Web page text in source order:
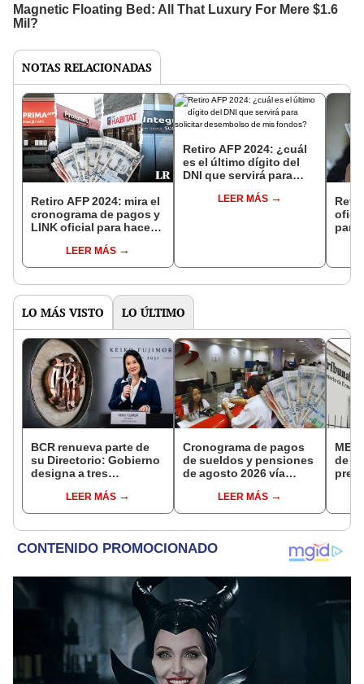
NOTAS RELACIONADAS
Retiro AFP 2024: mira el
cronograma de pagos y
LINK oficial para hacer
LEER MÁS
Retiro AFP 2024: ¿cuál
es el último dígito del
DNI que servirá para
mis fondos?
LEER MÁS
para
LO MÁS VISTO LO ÚLTIMO
BCR renueva parte de
su Directorio: Gobierno
designa a tres
EjecutivoLEER MÁS
Cronograma de pagos
de sueldos y pensiones
de agosto 2026 vía
conoce las fechas de
depósito
LEER MÁS
MEF
de la